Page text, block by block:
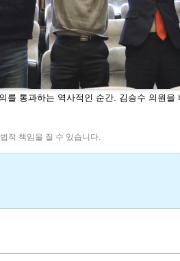
를 통과하는 역사적인 순간. 김승수 의원을
적 책임을 질 수 있습니다.